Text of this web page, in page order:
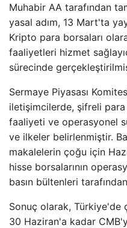
Muhabir AA tarafından
yasal adım, 13 Mart'ta
Kripto para borsaları
faaliyetleri hizmet
sürecinde
Sermaye Piyasası
iletişimcilerde, şifreli
faaliyeti ve operasyonel
ve ilkeler belirlenmiştir.
makalelerin çoğu için
hisse borsalarının
basın bültenleri
Sonuç olarak, Türkiye'de
30 Haziran'a kadar